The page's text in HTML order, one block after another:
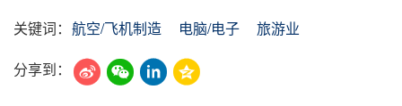
关键词： 航空/飞机制造 电脑/电子
旅游业
分享到：